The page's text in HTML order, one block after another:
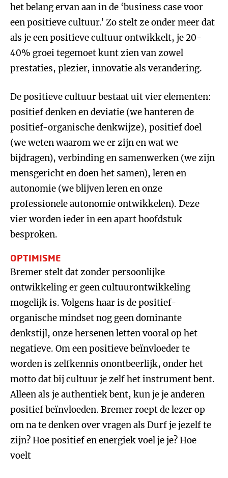
het belang ervan aan in de ‘business case voor
een positieve cultuur.’ Zo stelt ze onder meer dat
als je een positieve cultuur ontwikkelt, je 20-
40% groei tegemoet kunt zien van zowel
prestaties, plezier, innovatie als verandering.
De positieve cultuur bestaat uit vier elementen:
positief denken en deviatie (we hanteren de
positief-organische denkwijze), positief doel
(we weten waarom we er zijn en wat we
bijdragen), verbinding en samenwerken (we zijn
mensgericht en doen het samen), leren en
autonomie (we blijven leren en onze
professionele autonomie ontwikkelen). Deze
vier worden ieder in een apart hoofdstuk
besproken.
OPTIMISME
Bremer stelt dat zonder persoonlijke
ontwikkeling er geen cultuurontwikkeling
mogelijk is. Volgens haar is de positief-
organische mindset nog geen dominante
denkstijl, onze hersenen letten vooral op het
negatieve. Om een positieve beïnvloeder te
worden is zelfkennis onontbeerlijk, onder het
motto dat bij cultuur je zelf het instrument bent.
Alleen als je authentiek bent, kun je je anderen
positief beïnvloeden. Bremer roept de lezer op
om na te denken over vragen als Durf je jezelf te
zijn? Hoe positief en energiek voel je je? Hoe
voelt